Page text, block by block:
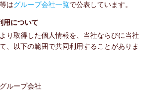
はグループ会社一覧で公表しています。
用について
り取得した個人情報を、当社ならびに当社
、以下の範囲で共同利用することがありま
ループ会社